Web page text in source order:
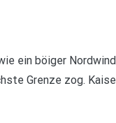
ein böiger
Grenze zog.